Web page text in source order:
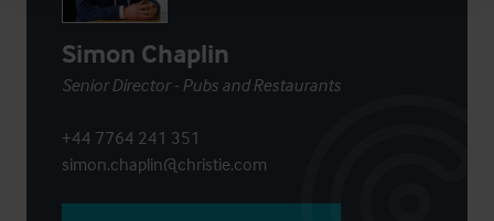
Simon Chaplin
Senior Director - Pubs and Restaurants
+44 7764 241 351
simon.chaplin@christie.com